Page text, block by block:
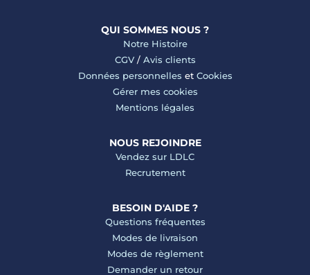
QUI SOMMES NOUS ?
Notre Histoire
CGV/ Avis clients
Données personnelles et Cookies
Gérer mes cookies
Mentions légales
NOUS REJOINDRE
Vendez sur LDLC
Recrutement
BESOIN D'AIDE ?
Questions fréquentes
Modes de livraison
Modes de règlement
Demander un retour